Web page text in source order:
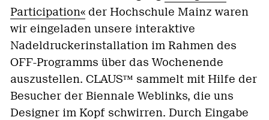
Participation« der Hochschule Mainz waren
wir eingeladen unsere interaktive
Nadeldruckerinstallation im Rahmen des
OFF-Programms über das Wochenende
auszustellen. CLAUS™ sammelt mit Hilfe der
Besucher der Biennale Weblinks, die uns
Designer im Kopf schwirren. Durch Eingabe